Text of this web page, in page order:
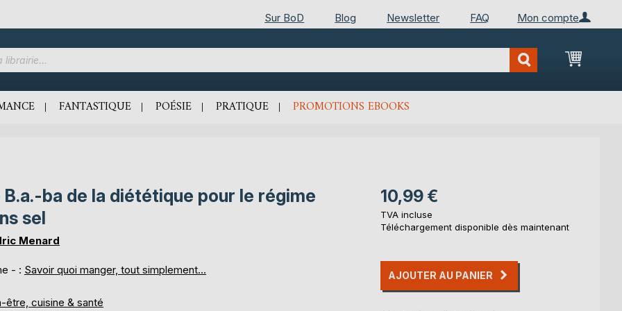
Mon compte
Sur BoD Blog Newsletter FAQ
Mon
FANTASTIQUE POÉSIE PRATIQUE PROMOTIONS EBOOKS
B.a.-ba de la diététique pour le régime
sel
Menard
- : Savoir quoi manger, tout simplement...
être, cuisine & santé
10,99 €
TVA incluse
Téléchargement disponible dès maintenant
AJOUTER AU PANIER